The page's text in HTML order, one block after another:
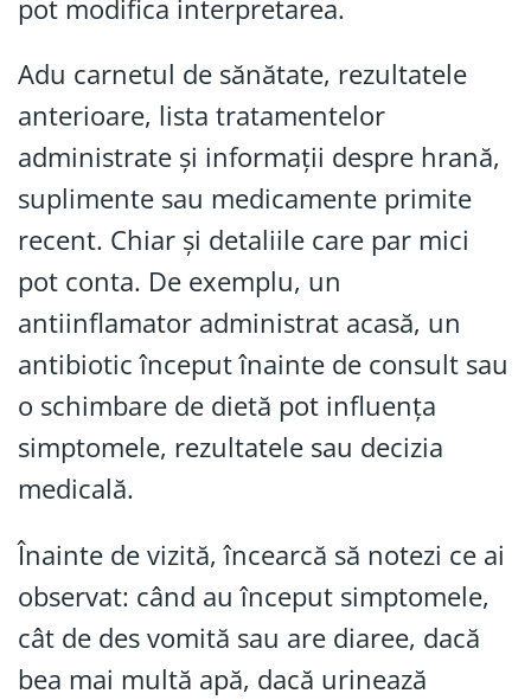
pot modifica interpretarea.
Adu carnetul de sănătate, rezultatele
anterioare, lista tratamentelor
administrate și informații despre hrană,
suplimente sau medicamente primite
recent. Chiar și detaliile care par mici
pot conta. De exemplu, un
antiinflamator administrat acasă, un
antibiotic început înainte de consult sau
o schimbare de dietă pot influența
simptomele, rezultatele sau decizia
medicală.
Înainte de vizită, încearcă să notezi ce ai
observat: când au început simptomele,
cât de des vomită sau are diaree, dacă
bea mai multă apă, dacă urinează